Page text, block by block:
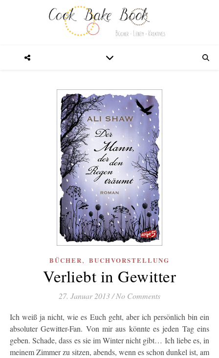
BÜCHER, BUCHVORSTELLUNG
Verliebt in Gewitter
27. Januar 2013/No Comments
Ich weiß ja nicht, wie es Euch geht, aber ich persönlich bin ein
absoluter Gewitter-Fan. Von mir aus könnte es jeden Tag eins
geben. Schade, dass es sie im Winter nicht gibt… Ich liebe es, in
meinem Zimmer zu sitzen, abends, wenn es schon dunkel ist, am